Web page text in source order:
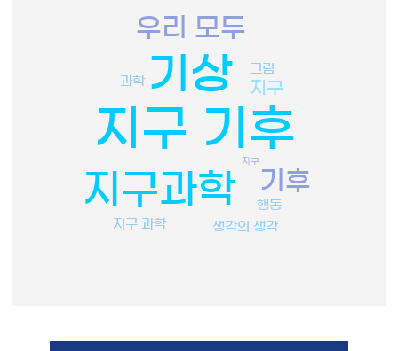
지구 기후
기상
지구과학 기후
우리 모두
지구
과학
생각의 생각
지구 과학
행동
그림
지구